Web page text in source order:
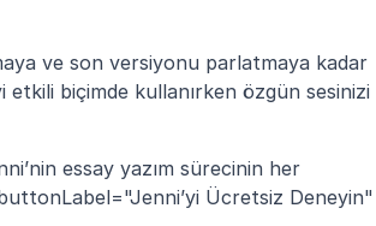
ve son versiyonu parlatmaya kadar
etkili biçimde kullanırken özgün sesinizi
essay yazım sürecinin her
Ücretsiz Deneyin"